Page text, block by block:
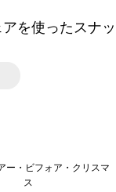
を使ったスナッ